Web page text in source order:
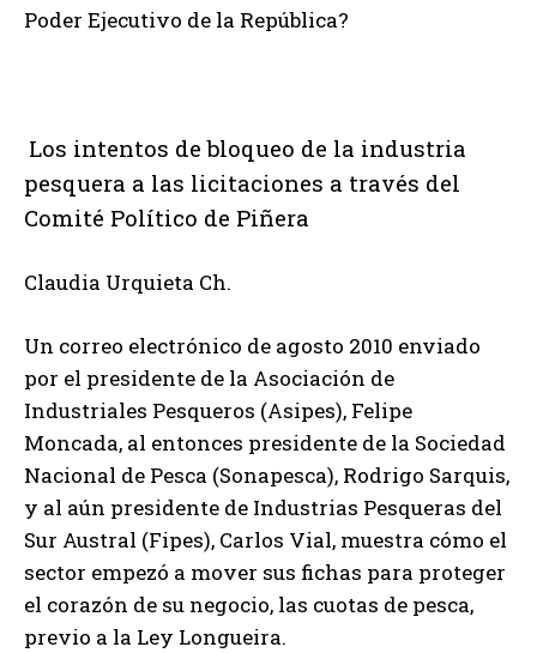
Poder Ejecutivo de la República?
Los intentos de bloqueo de la industria
pesquera a las licitaciones a través del
Comité Político de Piñera
Claudia Urquieta Ch.
Un correo electrónico de agosto 2010 enviado
por el presidente de la Asociación de
Industriales Pesqueros (Asipes), Felipe
Moncada, al entonces presidente de la Sociedad
Nacional de Pesca (Sonapesca), Rodrigo Sarquis,
y al aún presidente de Industrias Pesqueras del
Sur Austral (Fipes), Carlos Vial, muestra cómo el
sector empezó a mover sus fichas para proteger
el corazón de su negocio, las cuotas de pesca,
previo a la Ley Longueira.